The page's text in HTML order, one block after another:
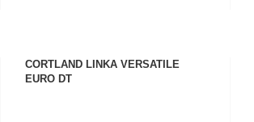
CORTLAND LINKA VERSATILE
EURO DT